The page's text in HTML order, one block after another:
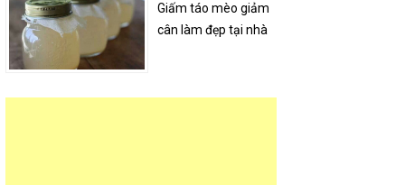
Giấm táo mèo giảm
cân làm đẹp tại nhà